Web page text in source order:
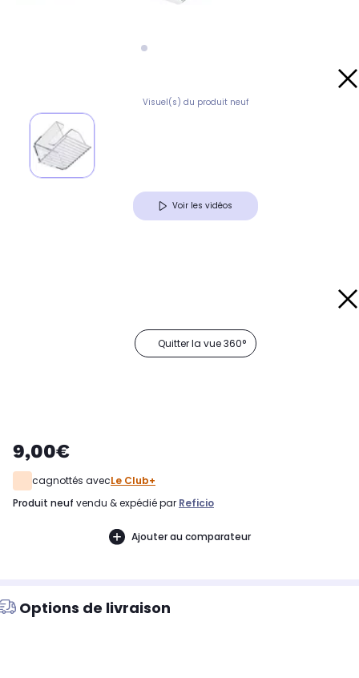
Visuel(s) du produit neuf
Voir les vidéos
Quitter la vue 360°
9,00€
cagnottés avecLe Club+
produit neuf vendu & expédié par Reficio
Ajouter au comparateur
Options de livraison